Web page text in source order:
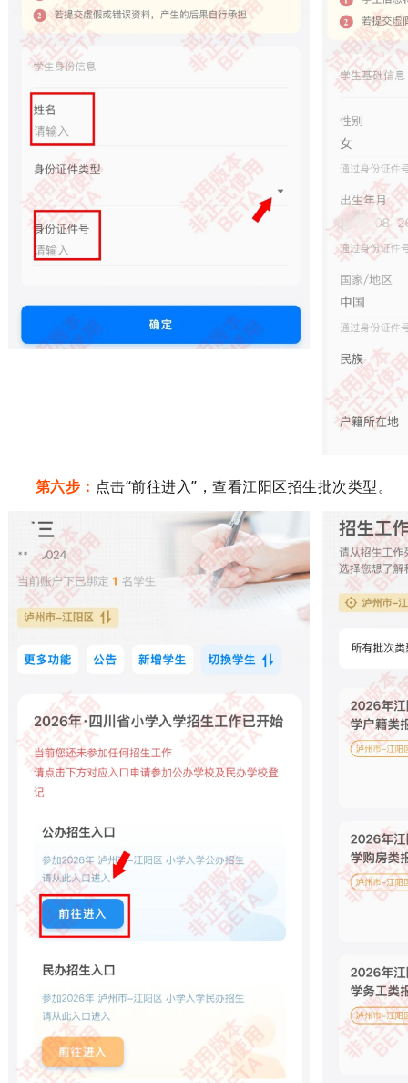
第六步： 点击“前往进入” ，查看江阳区招生批次类型。